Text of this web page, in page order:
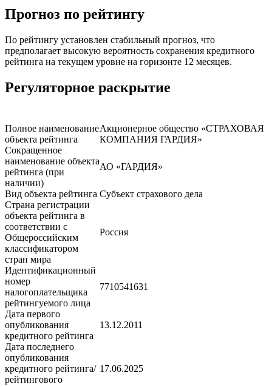
Прогноз по рейтингу
По рейтингу установлен стабильный прогноз, что
предполагает высокую вероятность сохранения кредитного
рейтинга на текущем уровне на горизонте 12 месяцев.
Регуляторное раскрытие
Полное наименование
объекта рейтинга
Акционерное общество «СТРАХОВАЯ
КОМПАНИЯ ГАРДИЯ»
Сокращенное
наименование объекта
рейтинга (при
наличии)
АО «ГАРДИЯ»
Вид объекта рейтинга Субъект страхового дела
Страна регистрации
объекта рейтинга в
соответствии с
Общероссийским
классификатором
стран мира
Россия
Идентификационный
номер
налогоплательщика
рейтингуемого лица
7710541631
Дата первого
опубликования
кредитного рейтинга
13.12.2011
Дата последнего
опубликования
кредитного рейтинга/
рейтингового
17.06.2025